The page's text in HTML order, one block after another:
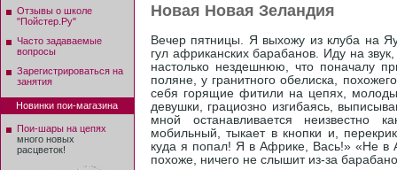
Новая Новая Зеландия
Вечер пятницы. Я выхожу из клуба на
гул африканских барабанов. Иду на
настолько нездешнюю, что поначалу
поляне, у гранитного обелиска,
себя горящие фитили на цепях,
девушки, грациозно изгибаясь,
мной останавливается неизвестно
мобильный, тыкает в кнопки и,
куда я попал! Я в Африке, Вась!» «Не в
похоже, ничего не слышит из-за
Отзывы о школе
"Пойстер.Ру"
Часто задаваемые
вопросы
Зарегистрироваться на
занятия
Новинки пои-магазина
Пои-шары на цепях
много новых
расцветок!